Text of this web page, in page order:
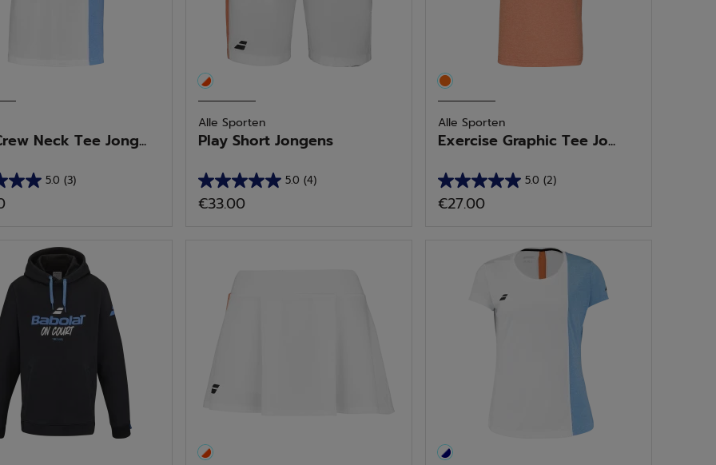
by Categorie: Jongeren/Kinderen
Neck Tee Jong...
5.0 (3)
Alle Sporten
Play Short Jongens
5.0 (4)
5.0
van
beoordelingen
€33.00
Alle Sporten
Exercise Graphic Tee Jo...
5.0 (2)
5.0
van
beoordelingen
€27.00